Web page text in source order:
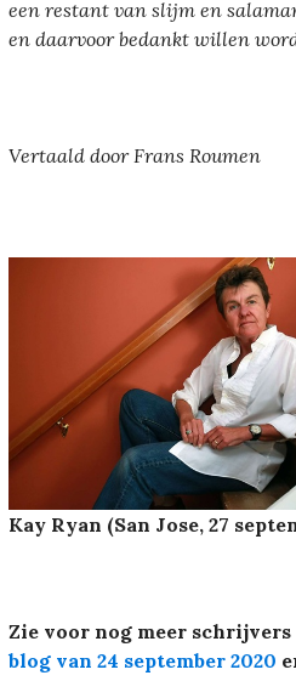
een restant van slijm en
en daarvoor bedankt willen
Vertaald door Frans Roumen
Kay Ryan (San Jose, 27
Zie voor nog meer schrijvers
blog van 24 september 2020